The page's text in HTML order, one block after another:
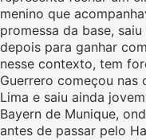
menino que
promessa da base,
depois para ganhar
nesse contexto, tem
Guerrero começou nas
Lima e saiu ainda
Bayern de Munique,
antes de passar pelo